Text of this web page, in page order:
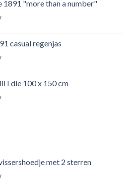
1891 "more than a number"
casual regenjas
I die 100 x 150 cm
met 2 sterren